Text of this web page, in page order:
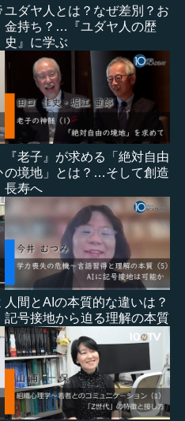
ユダヤ人とは？なぜ差別？お
金持ち？…『ユダヤ人の歴
史』に学ぶ
『老子』が求める「絶対自由
の境地」とは？…そして創造
長寿へ
人間とAIの本質的な違いは？
記号接地から迫る理解の本質